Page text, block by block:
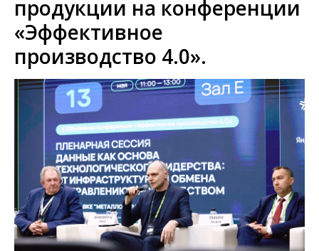
продукции на конференции
«Эффективное
производство 4.0».